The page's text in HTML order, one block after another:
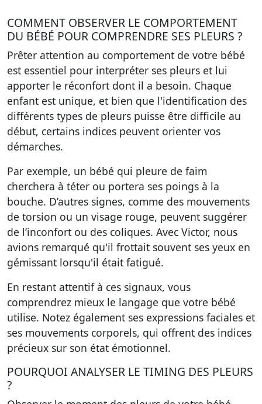
COMMENT OBSERVER LE COMPORTEMENT
DU BÉBÉ POUR COMPRENDRE SES PLEURS ?
Prêter attention au comportement de votre bébé
est essentiel pour interpréter ses pleurs et lui
apporter le réconfort dont il a besoin. Chaque
enfant est unique, et bien que l'identification des
différents types de pleurs puisse être difficile au
début, certains indices peuvent orienter vos
démarches.
Par exemple, un bébé qui pleure de faim
cherchera à téter ou portera ses poings à la
bouche. D’autres signes, comme des mouvements
de torsion ou un visage rouge, peuvent suggérer
de l’inconfort ou des coliques. Avec Victor, nous
avions remarqué qu'il frottait souvent ses yeux en
gémissant lorsqu'il était fatigué.
En restant attentif à ces signaux, vous
comprendrez mieux le langage que votre bébé
utilise. Notez également ses expressions faciales et
ses mouvements corporels, qui offrent des indices
précieux sur son état émotionnel.
POURQUOI ANALYSER LE TIMING DES PLEURS
?